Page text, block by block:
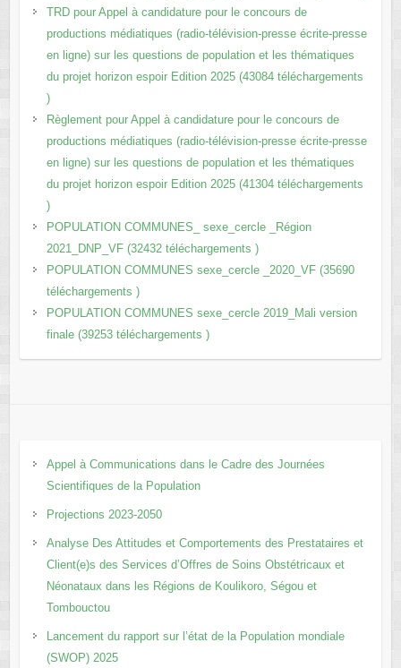
TRD pour Appel à candidature pour le concours de
productions médiatiques (radio-télévision-presse écrite-presse
en ligne) sur les questions de population et les thématiques
du projet horizon espoir Edition 2025 (43084 téléchargements
)
Règlement pour Appel à candidature pour le concours de
productions médiatiques (radio-télévision-presse écrite-presse
en ligne) sur les questions de population et les thématiques
du projet horizon espoir Edition 2025 (41304 téléchargements
)
POPULATION COMMUNES_ sexe_cercle _Région
2021_DNP_VF (32432 téléchargements )
POPULATION COMMUNES sexe_cercle _2020_VF (35690
téléchargements )
POPULATION COMMUNES sexe_cercle 2019_Mali version
finale (39253 téléchargements )
Appel à Communications dans le Cadre des Journées
Scientifiques de la Population
Projections 2023-2050
Analyse Des Attitudes et Comportements des Prestataires et
Client(e)s des Services d’Offres de Soins Obstétricaux et
Néonataux dans les Régions de Koulikoro, Ségou et
Tombouctou
Lancement du rapport sur l’état de la Population mondiale
(SWOP) 2025